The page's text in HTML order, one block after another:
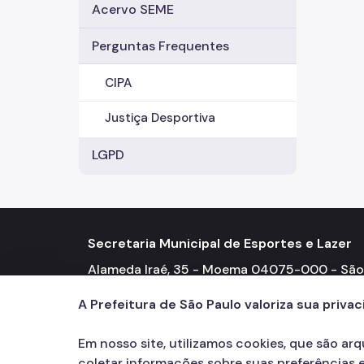
Acervo SEME
Perguntas Frequentes
CIPA
Justiça Desportiva
LGPD
Secretaria Municipal de Esportes e Lazer
Alameda Iraé, 35 - Moema 04075-000 - São
A Prefeitura de São Paulo valoriza sua
Em nosso site, utilizamos cookies, que são